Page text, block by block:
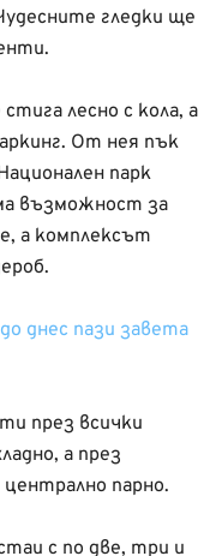
гледки ще
лесно с кола, а
От нея пък
парк
възможност за
а комплексът
днес пази завета
през всички
а през
парно.
с по две, три и